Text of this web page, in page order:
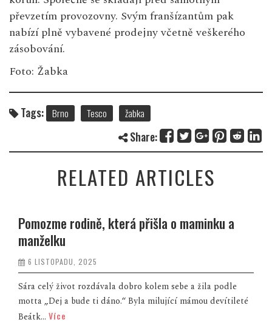
převzetím provozovny. Svým franšízantům pak
nabízí plně vybavené prodejny včetně veškerého
zásobování.
Foto: Žabka
Tags: Brno Tesco žabka
Share:
RELATED ARTICLES
Pomozme rodině, která přišla o maminku a
manželku
6 LISTOPADU, 2025
Sára celý život rozdávala dobro kolem sebe a žila podle
motta „Dej a bude ti dáno.“ Byla milující mámou devítileté
Beátk... Více